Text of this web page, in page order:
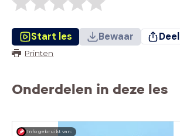
Start les Bewaar Deel
Printen
Onderdelen in deze les
Info gebruikt van: